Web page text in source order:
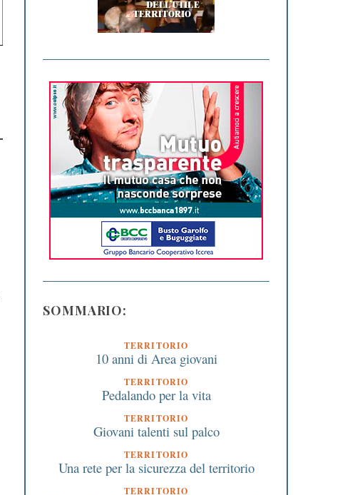
SOMMARIO:
TERRITORIO
10 anni di Area giovani
TERRITORIO
Pedalando per la vita
TERRITORIO
Giovani talenti sul palco
TERRITORIO
Una rete per la sicurezza del territorio
TERRITORIO